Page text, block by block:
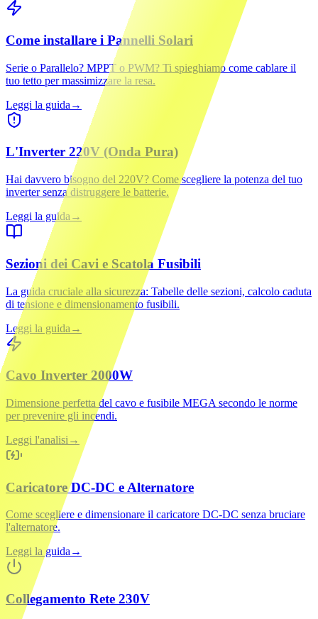
Come installare i Pannelli Solari
Serie o Parallelo? MPPT o PWM? Ti spieghiamo come cablare il
tuo tetto per massimizzare la resa.
Leggi la guida →
L'Inverter 220V (Onda Pura)
Hai davvero bisogno del 220V? Come scegliere la potenza del tuo
inverter senza distruggere le batterie.
Leggi la guida →
Sezioni dei Cavi e Scatola Fusibili
La guida cruciale alla sicurezza: Tabelle delle sezioni, calcolo caduta
di tensione e dimensionamento fusibili.
Leggi la guida →
Cavo Inverter 2000W
Dimensione perfetta del cavo e fusibile MEGA secondo le norme
per prevenire gli incendi.
Leggi l'analisi →
Caricatore DC-DC e Alternatore
Come scegliere e dimensionare il caricatore DC-DC senza bruciare
l'alternatore.
Leggi la guida→
Collegamento Rete 230V